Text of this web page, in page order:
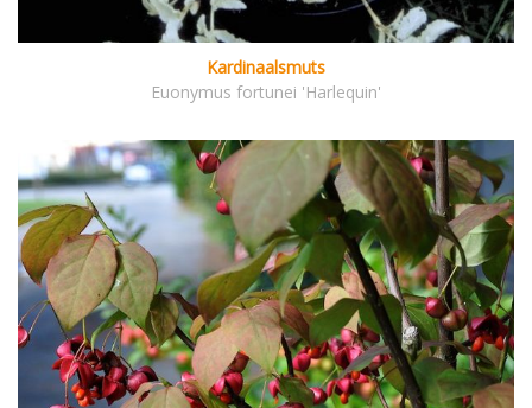
Kardinaalsmuts
Euonymus fortunei 'Harlequin'